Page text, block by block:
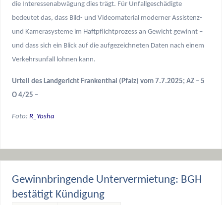
die Interessenabwägung dies trägt. Für Unfallgeschädigte
bedeutet das, dass Bild- und Videomaterial moderner Assistenz-
und Kamerasysteme im Haftpflichtprozess an Gewicht gewinnt –
und dass sich ein Blick auf die aufgezeichneten Daten nach einem
Verkehrsunfall lohnen kann.
Urteil des Landgericht Frankenthal (Pfalz) vom 7.7.2025; AZ – 5
O 4/25 –
Foto: R_Yosha
Gewinnbringende Untervermietung: BGH
bestätigt Kündigung